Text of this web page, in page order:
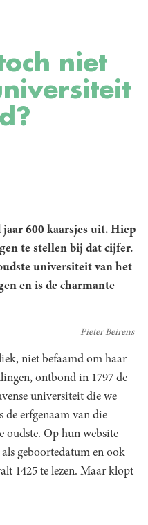
600 kaarsjes uit. Hiep
te stellen bij dat cijfer.
universiteit van het
en is de charmante
Pieter Beirens
niet befaamd om haar
ontbond in 1797 de
universiteit die we
de erfgenaam van die
oudste. Op hun website
geboortedatum en ook
1425 te lezen. Maar klopt